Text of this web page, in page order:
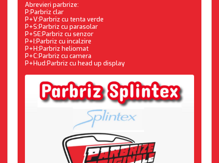
Abrevieri parbrize:
P:Parbriz clar
P+V:Parbriz cu tenta verde
P+S:Parbriz cu parasolar
P+SE:Parbriz cu senzor
P+I:Parbriz cu incalzire
P+H:Parbriz heliomat
P+C:Parbriz cu camera
P+Hud:Parbriz cu head up display